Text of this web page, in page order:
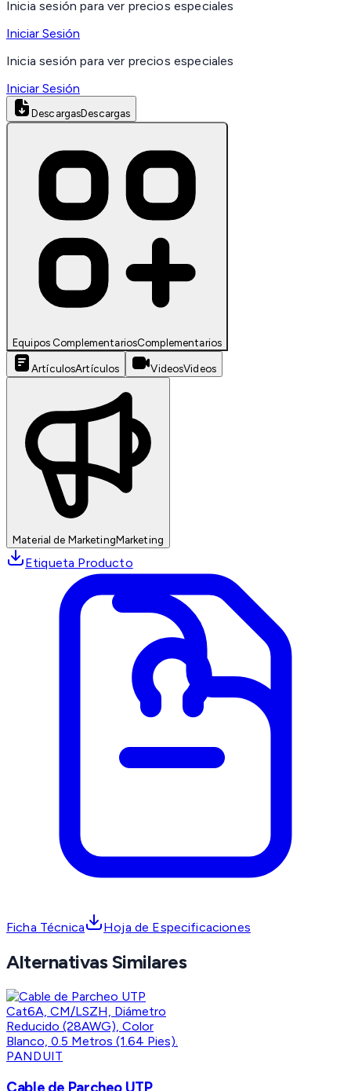
Inicia sesión para ver precios especiales
Iniciar Sesión
Inicia sesión para ver precios especiales
Iniciar Sesión
DescargasDescargas
Equipos ComplementariosComplementarios
ArtículosArtículos VideosVideos
Material de MarketingMarketing
Etiqueta Producto
Ficha Técnica Hoja de Especificaciones
Alternativas Similares
PANDUIT
Cable de Parcheo UTP